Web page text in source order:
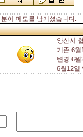
분이 메모를 남기셨습니다.
양산시
기존 6월
변경 6월
6월12일